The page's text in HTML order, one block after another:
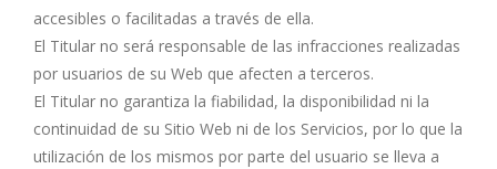
accesibles o facilitadas a través de ella.
El Titular no será responsable de las infracciones realizadas
por usuarios de su Web que afecten a terceros.
El Titular no garantiza la fiabilidad, la disponibilidad ni la
continuidad de su Sitio Web ni de los Servicios, por lo que la
utilización de los mismos por parte del usuario se lleva a